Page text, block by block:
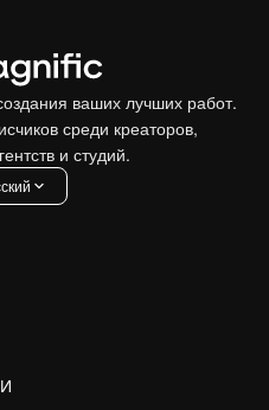
ваших лучших работ.
среди креаторов,
и студий.